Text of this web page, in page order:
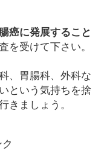
癌に発展すること
を受けて下さい。
、胃腸科、外科な
という気持ちを捨
きましょう。